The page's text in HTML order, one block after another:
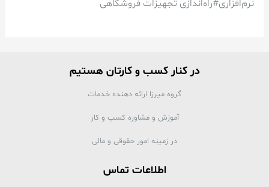
نرم‌افزاری#راه‌اندازی تجهیزات فروشگاهی
در کنار کسب و کارتان هستیم
گروه میرزا ارائه دهنده خدمات
آموزش و مشاوره کسب و کار
در زمینه امور حقوقی و مالی
اطلاعات تماس